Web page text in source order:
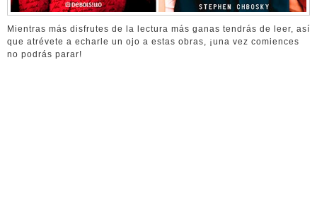
Mientras más disfrutes de la lectura más ganas tendrás de leer, así
que atrévete a echarle un ojo a estas obras, ¡una vez comiences
no podrás parar!